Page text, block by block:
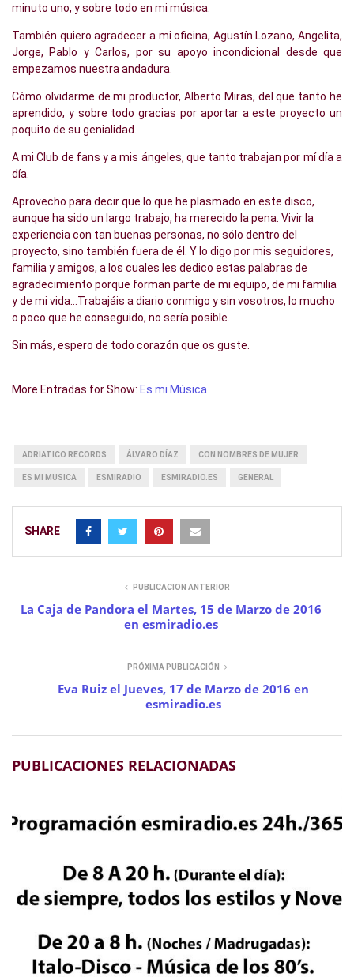
minuto uno, y sobre todo en mi música.
También quiero agradecer a mi oficina, Agustín Lozano, Angelita,
Jorge, Pablo y Carlos, por su apoyo incondicional desde que
empezamos nuestra andadura.
Cómo olvidarme de mi productor, Alberto Miras, del que tanto he
aprendido, y sobre todo gracias por aportar a este proyecto un
poquito de su genialidad.
A mi Club de fans y a mis ángeles, que tanto trabajan por mí día a
día.
Aprovecho para decir que lo que he plasmado en este disco,
aunque ha sido un largo trabajo, ha merecido la pena. Vivir la
experiencia con tan buenas personas, no sólo dentro del
proyecto, sino también fuera de él. Y lo digo por mis seguidores,
familia y amigos, a los cuales les dedico estas palabras de
agradecimiento porque forman parte de mi equipo, de mi familia
y de mi vida…Trabajáis a diario conmigo y sin vosotros, lo mucho
o poco que he conseguido, no sería posible.
Sin más, espero de todo corazón que os guste.
More Entradas for Show: Es mi Música
ADRIATICO RECORDS ÁLVARO DÍAZ CON NOMBRES DE MUJER
ES MI MUSICA ESMIRADIO ESMIRADIO.ES GENERAL
SHARE
PUBLICACIÓN ANTERIOR
La Caja de Pandora el Martes, 15 de Marzo de 2016
en esmiradio.es
PRÓXIMA PUBLICACIÓN
Eva Ruiz el Jueves, 17 de Marzo de 2016 en
esmiradio.es
PUBLICACIONES RELACIONADAS